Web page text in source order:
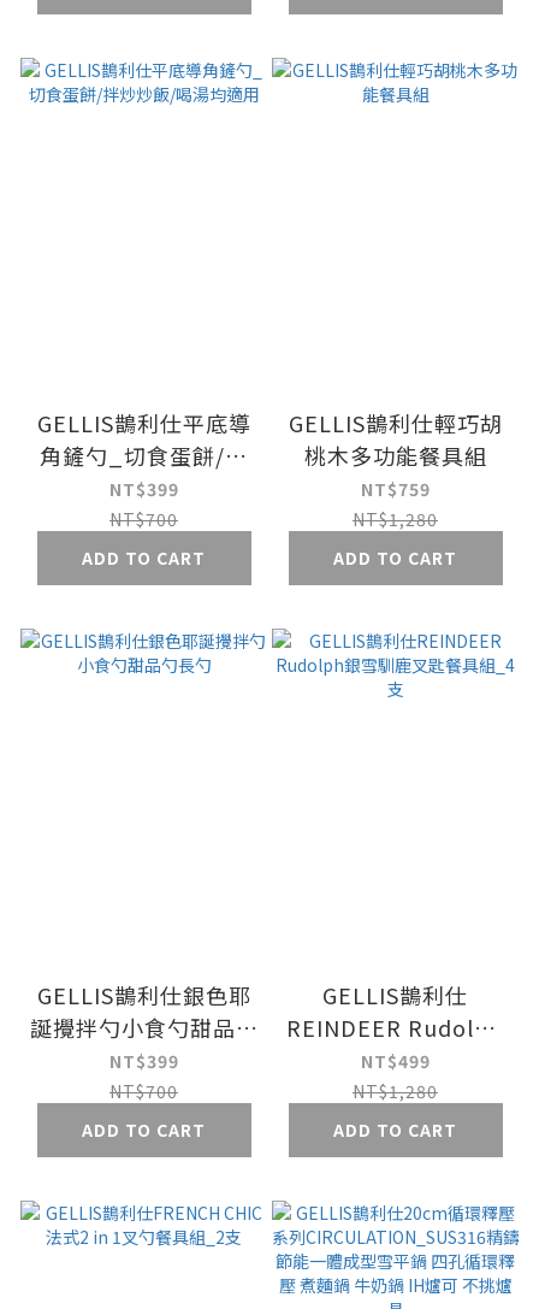
GELLIS鵲利仕平底導
角鏟勺_切食蛋餅/拌
炒炒飯/喝湯均適用
NT$399
NT$700
ADD TO CART
GELLIS鵲利仕輕巧胡
桃木多功能餐具組
NT$759
NT$1,280
ADD TO CART
GELLIS鵲利仕銀色耶
誕攪拌勺小食勺甜品勺
長勺
NT$399
NT$700
ADD TO CART
GELLIS鵲利仕
REINDEER Rudolph
銀雪馴鹿叉匙餐具組
_4支
NT$499
NT$1,280
ADD TO CART